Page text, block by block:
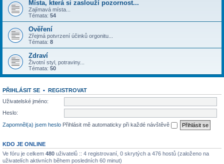
Místa, která si zaslouží pozornost...
Zajímavá místa...
Témata: 54
Ověření
Zřejmá potvrzení účinků orgonitu...
Témata: 8
Zdraví
Životní styl, potraviny...
Témata: 50
PŘIHLÁSIT SE • REGISTROVAT
Uživatelské jméno:
Heslo:
Zapomněl(a) jsem heslo Přihlásit mě automaticky při každé návštěvě
KDO JE ONLINE
Ve fóru je celkem 480 uživatelů :: 4 registrovaní, 0 skrytých a 476 hostů (založeno na
uživatelích aktivních během posledních 60 minut)